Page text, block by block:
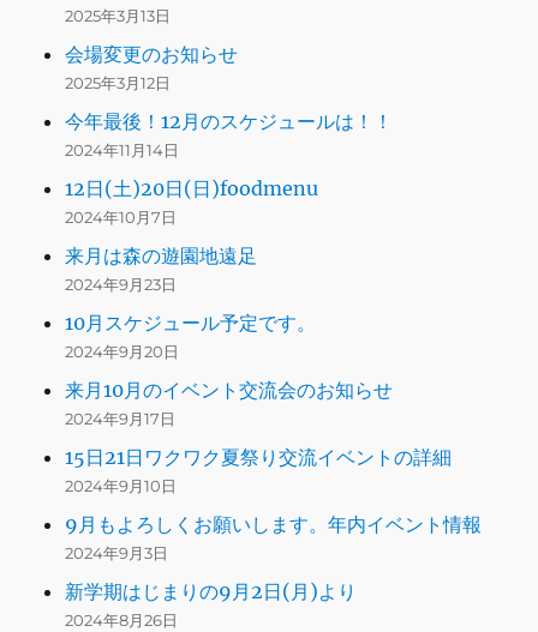
2025年3月13日
会場変更のお知らせ
2025年3月12日
今年最後！12月のスケジュールは！！
2024年11月14日
12日(土)20日(日)foodmenu
2024年10月7日
来月は森の遊園地遠足
2024年9月23日
10月スケジュール予定です。
2024年9月20日
来月10月のイベント交流会のお知らせ
2024年9月17日
15日21日ワクワク夏祭り交流イベントの詳細
2024年9月10日
9月もよろしくお願いします。年内イベント情報
2024年9月3日
新学期はじまりの9月2日(月)より
2024年8月26日